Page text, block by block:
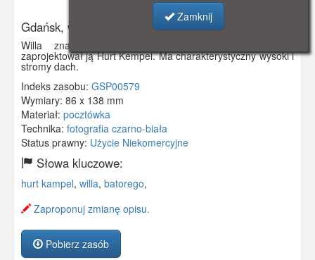
Gdańsk, willa przy Batorego
Willa znajduje się przy Batorego 8 (Steffensweg),
zaprojektował ją Hurt Kempel. Ma charakterystyczny wysoki i
stromy dach.
Indeks zasobu: GSP00579
Wymiary: 86 x 138 mm
Materiał: pocztówka
Technika: fotografia czarno-biała
Status prawny: Użycie Niekomercyjne
Słowa kluczowe:
hurt kampel, willa, batorego,
Zaproponuj zmianę opisu.
Pobierz zasób
Zamknij